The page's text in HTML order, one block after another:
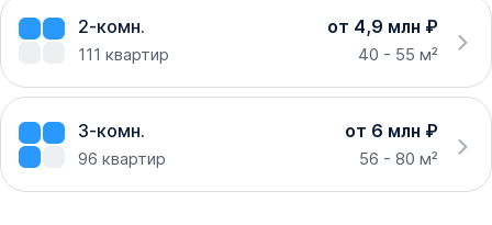
2-комн. от 4,9 млн ₽
111 квартир 40 - 55 м²
3-комн. от 6 млн ₽
96 квартир 56 - 80 м²